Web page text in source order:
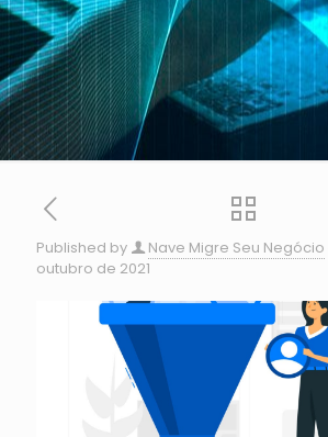
Published by Nave Migre Seu Negócio
outubro de 2021